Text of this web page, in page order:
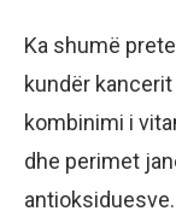
Ka shumë
kundër
kombinimi i
dhe perimet